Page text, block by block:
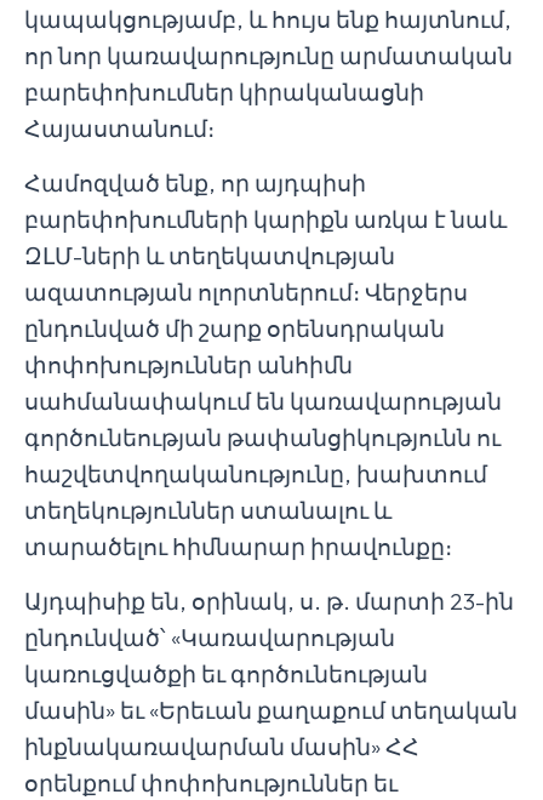
կապակցությամբ, և հույս ենք հայտնում,
որ նոր կառավարությունը արմատական
բարեփոխումներ կիրականացնի
Հայաստանում։
Համոզված ենք, որ այդպիսի
բարեփոխումների կարիքն առկա է նաև
ԶԼՄ-ների և տեղեկատվության
ազատության ոլորտներում։ Վերջերս
ընդունված մի շարք օրենսդրական
փոփոխություններ անհիմն
սահմանափակում են կառավարության
գործունեության թափանցիկությունն ու
հաշվետվողականությունը, խախտում
տեղեկություններ ստանալու և
տարածելու հիմնարար իրավունքը։
Այդպիսիք են, օրինակ, ս. թ. մարտի 23-ին
ընդունված՝ «Կառավարության
կառուցվածքի եւ գործունեության
մասին» եւ «Երեւան քաղաքում տեղական
ինքնակառավարման մասին» ՀՀ
օրենքում փոփոխություններ եւ